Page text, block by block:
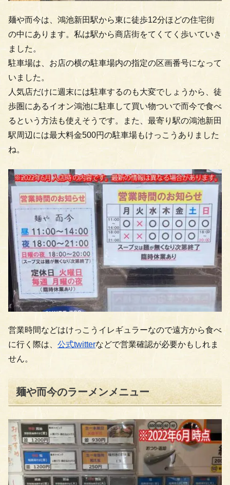
麺や而今は、鴻池新田駅から東に徒歩12分ほどの住宅街
の中にあります。私は駅から商店街をてくてく歩いていき
ました。
駐車場は、お店の横の駐車場内の指定の区画番号になって
いました。
人気店だけに週末には駐車するのも大変でしょうから、徒
歩圏にあるイオン鴻池に駐車して買い物ついで而今で食べ
るという方法も使えそうです。また、最寄り駅の鴻池新田
駅周辺には最大料金500円の駐車場もけっこうありました
ね。
営業時間などはけっこうイレギュラーなので遠方から食べ
に行く際は、 公式twitterなどで営業確認が必要かもしれま
せん。
麺や而今のラーメンメニュー